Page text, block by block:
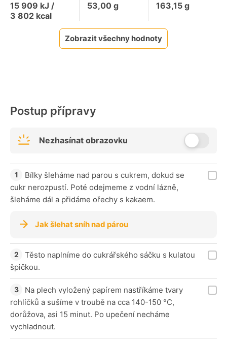
15 909 kJ /
3 802 kcal
53,00g
163,15g
Zobrazit všechny hodnoty
Postup přípravy
Nezhasínat obrazovku
Bílky šleháme nad parou s cukrem, dokud se
cukr nerozpustí. Poté odejmeme z vodní lázně,
šleháme dál a přidáme ořechy s kakaem.
Jak šlehat sníh nad párou
Těsto naplníme do cukrářského sáčku s kulatou
špičkou.
Na plech vyložený papírem nastříkáme tvary
rohlíčků a sušíme v troubě na cca 140-150 °C,
dorůžova, asi 15 minut. Po upečení necháme
vychladnout.